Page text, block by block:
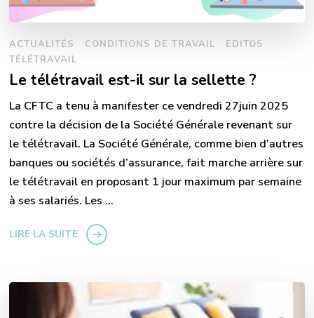
ACTUALITÉS CONDITIONS DE TRAVAIL
EDITOS
TÉLÉTRAVAIL
Le télétravail est-il sur la sellette ?
La CFTC a tenu à manifester ce vendredi 27juin 2025
contre la décision de la Société Générale revenant sur
le télétravail. La Société Générale, comme bien d’autres
banques ou sociétés d’assurance, fait marche arrière sur
le télétravail en proposant 1 jour maximum par semaine
à ses salariés. Les …
LIRE LA SUITE